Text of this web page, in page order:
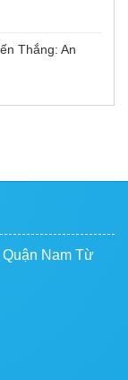
Thắng: An
Nam Từ